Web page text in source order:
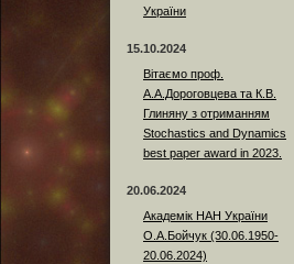
України
15.10.2024
Вітаємо проф.
А.А.Дороговцева та К.В.
Глиняну з отриманням
Stochastics and Dynamics
best paper award in 2023.
20.06.2024
Академік НАН України
О.А.Бойчук (30.06.1950-
20.06.2024)